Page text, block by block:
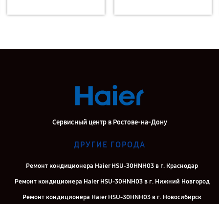
Сервисный центр в Ростове-на-Дону
ДРУГИЕ ГОРОДА
Ремонт кондиционера Haier HSU-30HNH03 в г. Краснодар
Ремонт кондиционера Haier HSU-30HNH03 в г. Нижний Новгород
Ремонт кондиционера Haier HSU-30HNH03 в г. Новосибирск